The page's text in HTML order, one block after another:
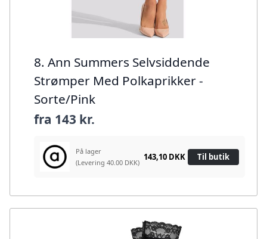
8. Ann Summers Selvsiddende
Strømper Med Polkaprikker -
Sorte/Pink
fra 143 kr.
På lager
(Levering 40.00 DKK)
143,10 DKK Til butik